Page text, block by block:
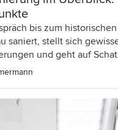
bis zum
saniert, stellt sich
und geht auf